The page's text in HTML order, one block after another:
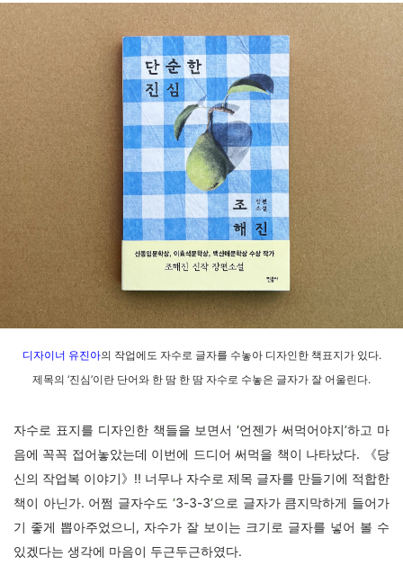
디자이너 유진아의 작업에도 자수로 글자를 수놓아 디자인한 책표지가 있다.
제목의 ‘진심’이란 단어와 한 땀 한 땀 자수로 수놓은 글자가 잘 어울린다.
자수로 표지를 디자인한 책들을 보면서‘언젠가 써먹어야지’하고 마
음에 꼭꼭 접어놓았는데 이번에 드디어 써먹을 책이 나타났다. 《당
신의 작업복 이야기》!! 너무나 자수로 제목 글자를 만들기에 적합한
책이 아닌가. 어쩜 글자수도 ‘3-3-3’으로 글자가 큼지막하게 들어가
기 좋게 뽑아주었으니, 자수가 잘 보이는 크기로 글자를 넣어 볼 수
있겠다는 생각에 마음이 두근두근하였다.